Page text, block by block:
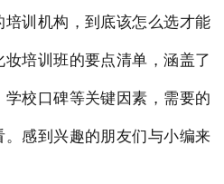
训机构，到底该怎么选才能
培训班的要点清单，涵盖了
校口碑等关键因素，需要的
。感到兴趣的朋友们与小编来